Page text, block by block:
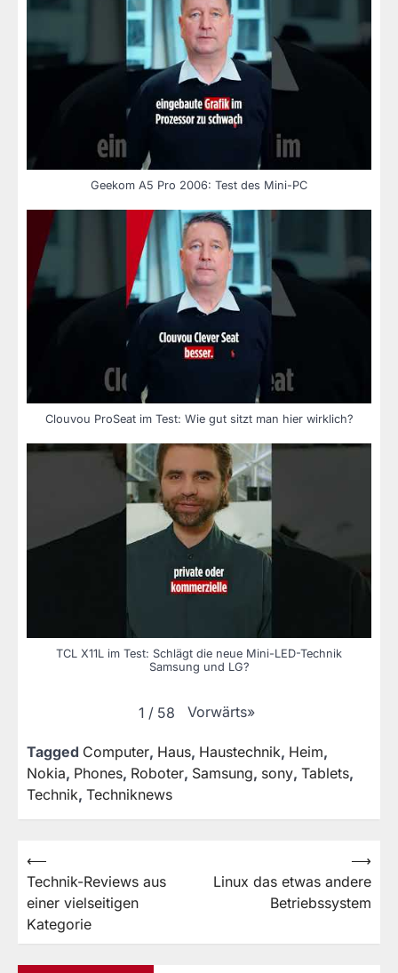
Geekom A5 Pro 2006: Test des Mini-PC
Clouvou ProSeat im Test: Wie gut sitzt man hier wirklich?
TCL X11L im Test: Schlägt die neue Mini-LED-Technik
Samsung und LG?
1 / 58 Vorwärts»
Tagged Computer, Haus, Haustechnik, Heim,
Nokia, Phones, Roboter, Samsung, sony, Tablets,
Technik, Techniknews
Beitragsnavigation
⟵
Technik-Reviews aus
einer vielseitigen
Kategorie
Linux das etwas andere
Betriebssystem
⟶